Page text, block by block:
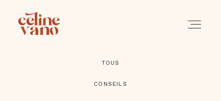
TOUS
CONSEILS